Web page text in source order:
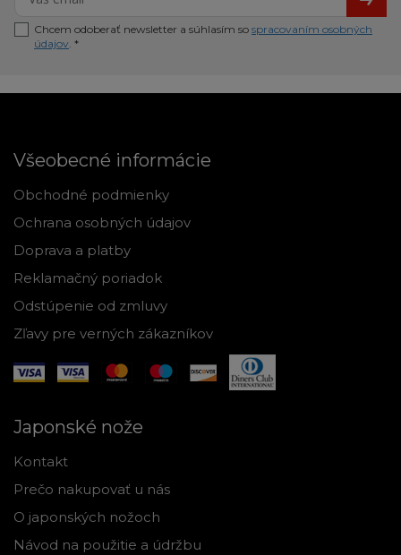
Chcem odoberať newsletter a súhlasím so spracovaním osobných
údajov. *
Všeobecné informácie
Obchodné podmienky
Ochrana osobných údajov
Doprava a platby
Reklamačný poriadok
Odstúpenie od zmluvy
Zľavy pre verných zákazníkov
Japonské nože
Kontakt
Prečo nakupovať u nás
O japonských nožoch
Návod na použitie a údržbu